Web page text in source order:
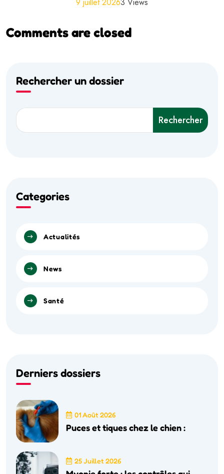
Comments are closed
Rechercher un dossier
Rechercher
Categories
Actualités
News
Santé
Derniers dossiers
01 Août 2026
Puces et tiques chez le chien :
25 Juillet 2026